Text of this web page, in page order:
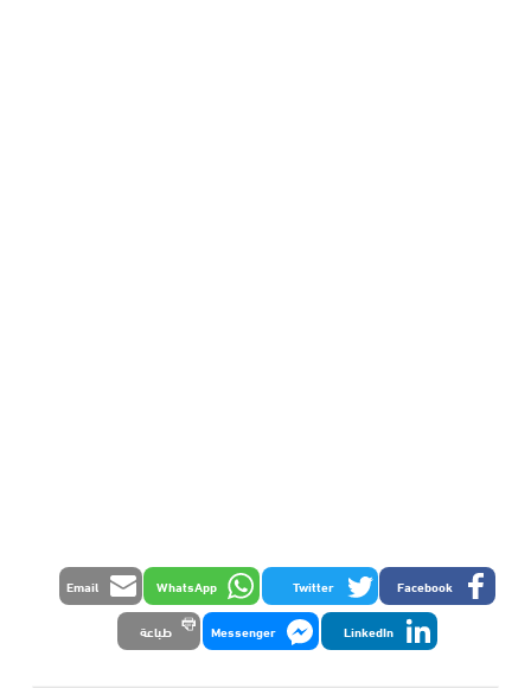
Facebook
Twitter
WhatsApp
Email
LinkedIn
Messenger طباعة